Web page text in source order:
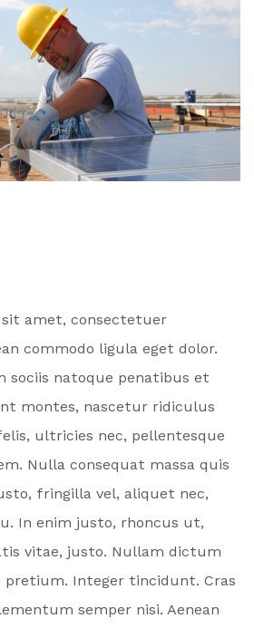
amet, consectetuer
commodo ligula eget dolor.
sociis natoque penatibus et
montes, nascetur ridiculus
ultricies nec, pellentesque
Nulla consequat massa quis
fringilla vel, aliquet nec,
In enim justo, rhoncus ut,
vitae, justo. Nullam dictum
pretium. Integer tincidunt. Cras
semper nisi. Aenean